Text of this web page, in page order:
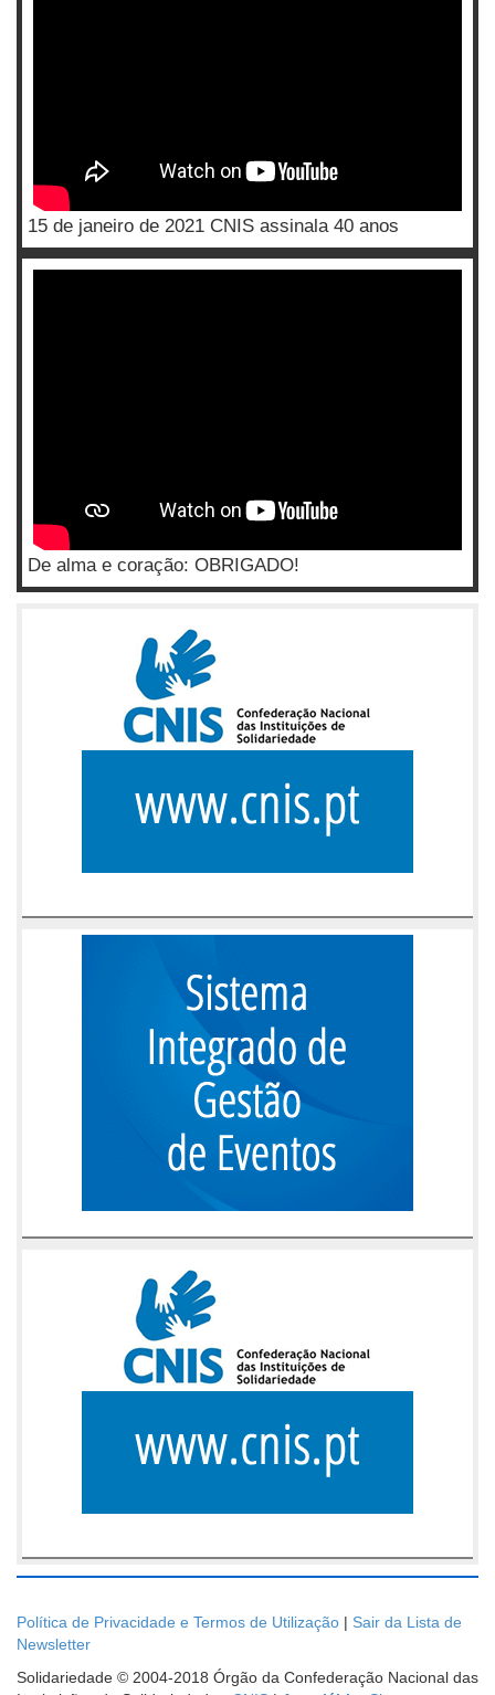
15 de janeiro de 2021 CNIS assinala 40 anos
De alma e coração: OBRIGADO!
Política de Privacidade e Termos de Utilização | Sair da Lista de
Newsletter
Solidariedade © 2004-2018 Órgão da Confederação Nacional das